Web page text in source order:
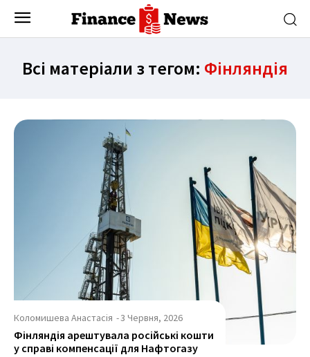
Всі матеріали з тегом: Фінляндія
Коломишева Анастасія -3 Червня, 2026
Фінляндія арештувала російські кошти
у справі компенсації для Нафтогазу